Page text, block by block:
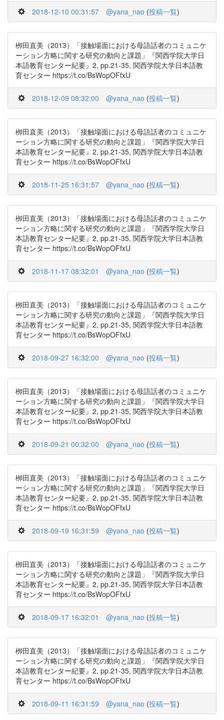
2018-12-10 00:31:57 @yana_nao (投稿一覧)
栁田直美（2013）「接触場面における母語話者のコミュニケ
ーション方略に関する研究の動向と課題」『関西学院大学日
本語教育センター紀要』2, pp.21-35, 関西学院大学日本語教
育センター https://t.co/BsWopOFfxU
2018-12-09 08:32:00 @yana_nao (投稿一覧)
栁田直美（2013）「接触場面における母語話者のコミュニケ
ーション方略に関する研究の動向と課題」『関西学院大学日
本語教育センター紀要』2, pp.21-35, 関西学院大学日本語教
育センター https://t.co/BsWopOFfxU
2018-11-25 16:31:57 @yana_nao (投稿一覧)
栁田直美（2013）「接触場面における母語話者のコミュニケ
ーション方略に関する研究の動向と課題」『関西学院大学日
本語教育センター紀要』2, pp.21-35, 関西学院大学日本語教
育センター https://t.co/BsWopOFfxU
2018-11-17 08:32:01 @yana_nao (投稿一覧)
栁田直美（2013）「接触場面における母語話者のコミュニケ
ーション方略に関する研究の動向と課題」『関西学院大学日
本語教育センター紀要』2, pp.21-35, 関西学院大学日本語教
育センター https://t.co/BsWopOFfxU
2018-09-27 16:32:00 @yana_nao (投稿一覧)
栁田直美（2013）「接触場面における母語話者のコミュニケ
ーション方略に関する研究の動向と課題」『関西学院大学日
本語教育センター紀要』2, pp.21-35, 関西学院大学日本語教
育センター https://t.co/BsWopOFfxU
2018-09-21 00:32:00 @yana_nao (投稿一覧)
栁田直美（2013）「接触場面における母語話者のコミュニケ
ーション方略に関する研究の動向と課題」『関西学院大学日
本語教育センター紀要』2, pp.21-35, 関西学院大学日本語教
育センター https://t.co/BsWopOFfxU
2018-09-19 16:31:59 @yana_nao (投稿一覧)
栁田直美（2013）「接触場面における母語話者のコミュニケ
ーション方略に関する研究の動向と課題」『関西学院大学日
本語教育センター紀要』2, pp.21-35, 関西学院大学日本語教
育センター https://t.co/BsWopOFfxU
2018-09-17 16:32:01 @yana_nao (投稿一覧)
栁田直美（2013）「接触場面における母語話者のコミュニケ
ーション方略に関する研究の動向と課題」『関西学院大学日
本語教育センター紀要』2, pp.21-35, 関西学院大学日本語教
育センター https://t.co/BsWopOFfxU
2018-09-11 16:31:59 @yana_nao (投稿一覧)